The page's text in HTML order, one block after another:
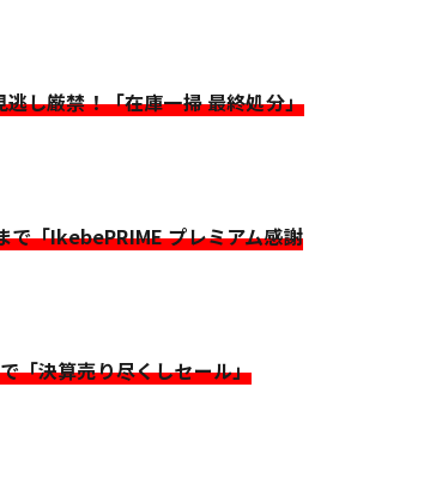
し厳禁！「在庫一掃 最終処分」
で「IkebePRIME プレミアム感謝
「決算売り尽くしセール」